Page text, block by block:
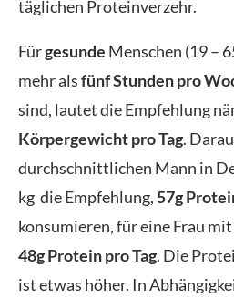
täglichen Proteinverzehr.
Fürgesunde Menschen (19 –
mehr alsfünf Stunden pro
sind, lautet die Empfehlung
Körpergewicht pro Tag.
durchschnittlichen Mann in
kg die Empfehlung, 57g
konsumieren, für eine Frau
48g Protein pro Tag. Die
ist etwas höher. In